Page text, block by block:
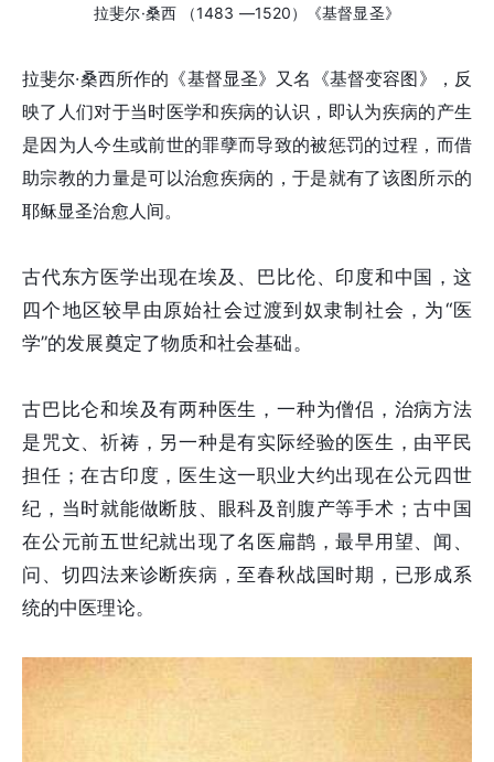
拉斐尔·桑西 （1483 —1520）《基督显圣》
拉斐尔·桑西所作的《基督显圣》又名《基督变容图》，反
映了人们对于当时医学和疾病的认识，即认为疾病的产生
是因为人今生或前世的罪孽而导致的被惩罚的过程，而借
助宗教的力量是可以治愈疾病的，于是就有了该图所示的
耶稣显圣治愈人间。
古代东方医学出现在埃及、巴比伦、印度和中国，这
四个地区较早由原始社会过渡到奴隶制社会，为“医
学”的发展奠定了物质和社会基础。
古巴比仑和埃及有两种医生，一种为僧侣，治病方法
是咒文、祈祷，另一种是有实际经验的医生，由平民
担任；在古印度，医生这一职业大约出现在公元四世
纪，当时就能做断肢、眼科及剖腹产等手术；古中国
在公元前五世纪就出现了名医扁鹊，最早用望、闻、
问、切四法来诊断疾病，至春秋战国时期，已形成系
统的中医理论。